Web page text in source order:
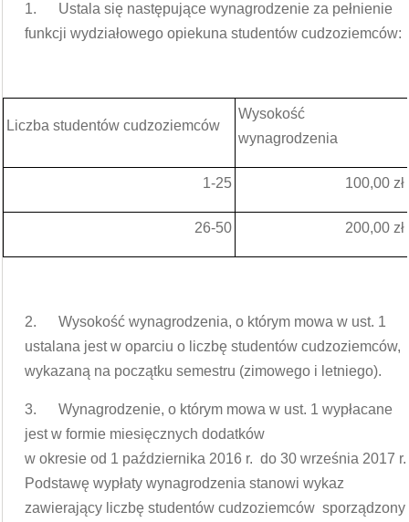
1. Ustala się następujące wynagrodzenie za pełnienie
funkcji wydziałowego opiekuna studentów cudzoziemców:
Liczba studentów cudzoziemców
Wysokość
wynagrodzenia
1-25 100,00 zł
26-50 200,00 zł
2. Wysokość wynagrodzenia, o którym mowa w ust. 1
ustalana jest w oparciu o liczbę studentów cudzoziemców,
wykazaną na początku semestru (zimowego i letniego).
3. Wynagrodzenie, o którym mowa w ust. 1 wypłacane
jest w formie miesięcznych dodatków
w okresie od 1 października 2016 r. do 30 września 2017 r.
Podstawę wypłaty wynagrodzenia stanowi wykaz
zawierający liczbę studentów cudzoziemców sporządzony